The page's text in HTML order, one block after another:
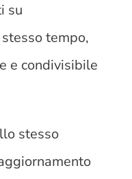
su
tempo,
e condivisibile
stesso